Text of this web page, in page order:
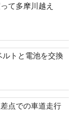
て多摩川越え
ルトと電池を交換
点での車道走行